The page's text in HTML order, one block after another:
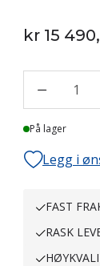
kr 15
1
På lager
Legg i
FAST
RASK